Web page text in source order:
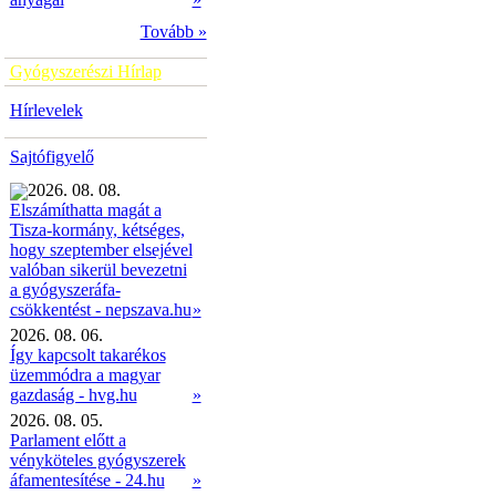
Tovább »
Gyógyszerészi Hírlap
Hírlevelek
Sajtófigyelő
2026. 08. 08.
Elszámíthatta magát a
Tisza-kormány, kétséges,
hogy szeptember elsejével
valóban sikerül bevezetni
a gyógyszeráfa-
csökkentést - nepszava.hu»
2026. 08. 06.
Így kapcsolt takarékos
üzemmódra a magyar
gazdaság - hvg.hu
»
2026. 08. 05.
Parlament előtt a
vényköteles gyógyszerek
áfamentesítése - 24.hu
»